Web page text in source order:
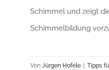
Schimmel und zeigt
Schimmelbildung
VonJürgen Hofele Tipps